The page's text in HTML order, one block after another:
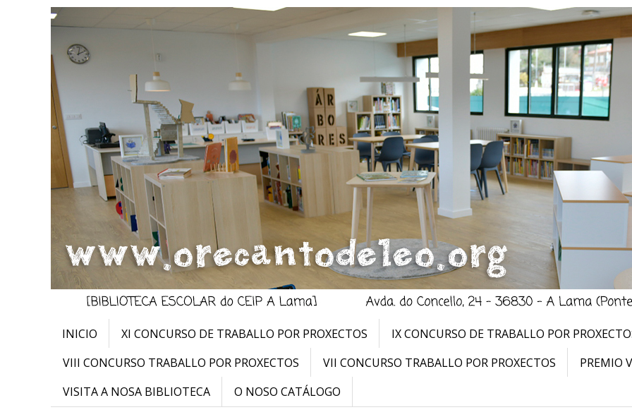
INICIO XI CONCURSO DE TRABALLO POR PROXECTOS
IX CONCURSO DE TRABALLO POR
VIII CONCURSO TRABALLO POR PROXECTOS
VII CONCURSO TRABALLO POR PROXECTOS
PREMIO
VISITA A NOSA BIBLIOTECA
O NOSO CATÁLOGO